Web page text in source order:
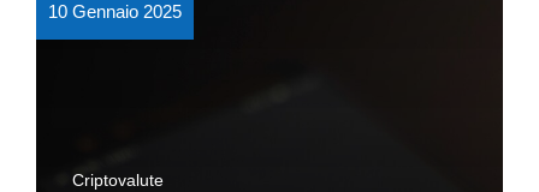
10 Gennaio 2025
Criptovalute